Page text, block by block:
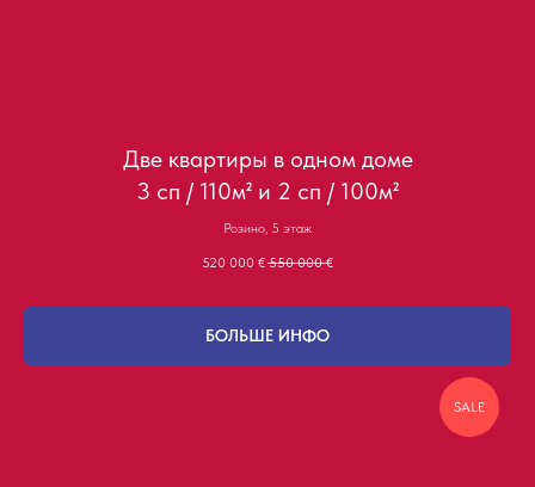
Две квартиры в одном доме
3 сп / 110м² и 2 сп / 100м²
Розино, 5 этаж
520 000 € 550 000 €
БОЛЬШЕ ИНФО
SALE